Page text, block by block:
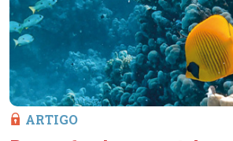
ARTIGO